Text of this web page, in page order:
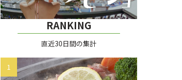
RANKING
直近30日間の集計
1